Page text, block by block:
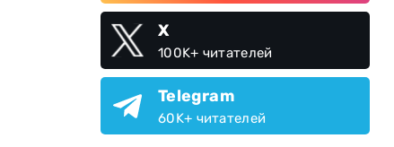
X
100K+ читателей
Telegram
60K+ читателей